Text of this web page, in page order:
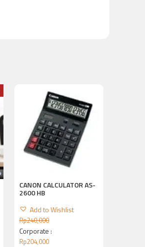
CANON CALCULATOR AS-
2600 HB
Add to Wishlist
Rp240,000
Corporate :
Rp204,000